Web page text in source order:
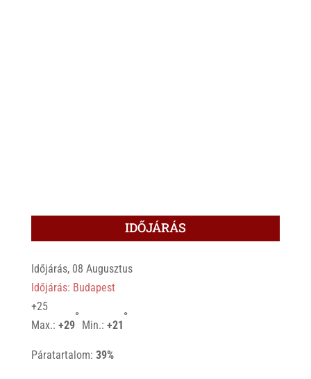
IDŐJÁRÁS
Időjárás, 08 Augusztus
Időjárás: Budapest
+25
Max.: +29
°
Min.: +21
°
Páratartalom: 39%